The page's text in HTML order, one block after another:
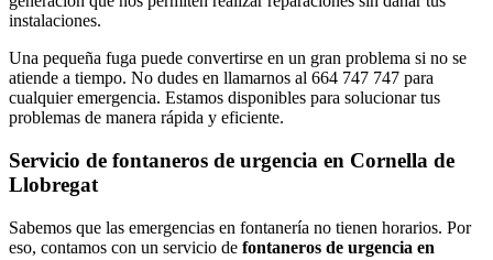
instalaciones.
Una pequeña fuga puede convertirse en un gran problema si no se
atiende a tiempo. No dudes en llamarnos al 664 747 747 para
cualquier emergencia. Estamos disponibles para solucionar tus
problemas de manera rápida y eficiente.
Servicio de fontaneros de urgencia en Cornella de
Llobregat
Sabemos que las emergencias en fontanería no tienen horarios. Por
eso, contamos con un servicio de fontaneros de urgencia en